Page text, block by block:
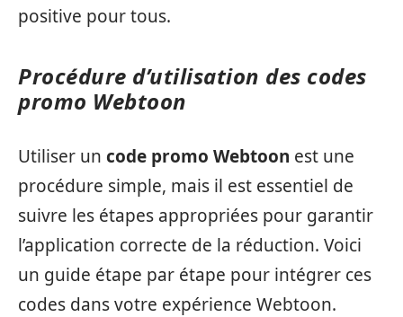
positive pour tous.
Procédure d’utilisation des codes
promo Webtoon
Utiliser un code promo Webtoon est une
procédure simple, mais il est essentiel de
suivre les étapes appropriées pour garantir
l’application correcte de la réduction. Voici
un guide étape par étape pour intégrer ces
codes dans votre expérience Webtoon.